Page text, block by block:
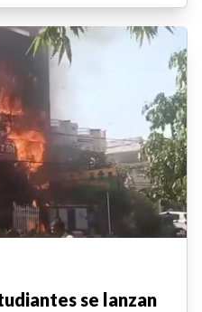
se lanzan